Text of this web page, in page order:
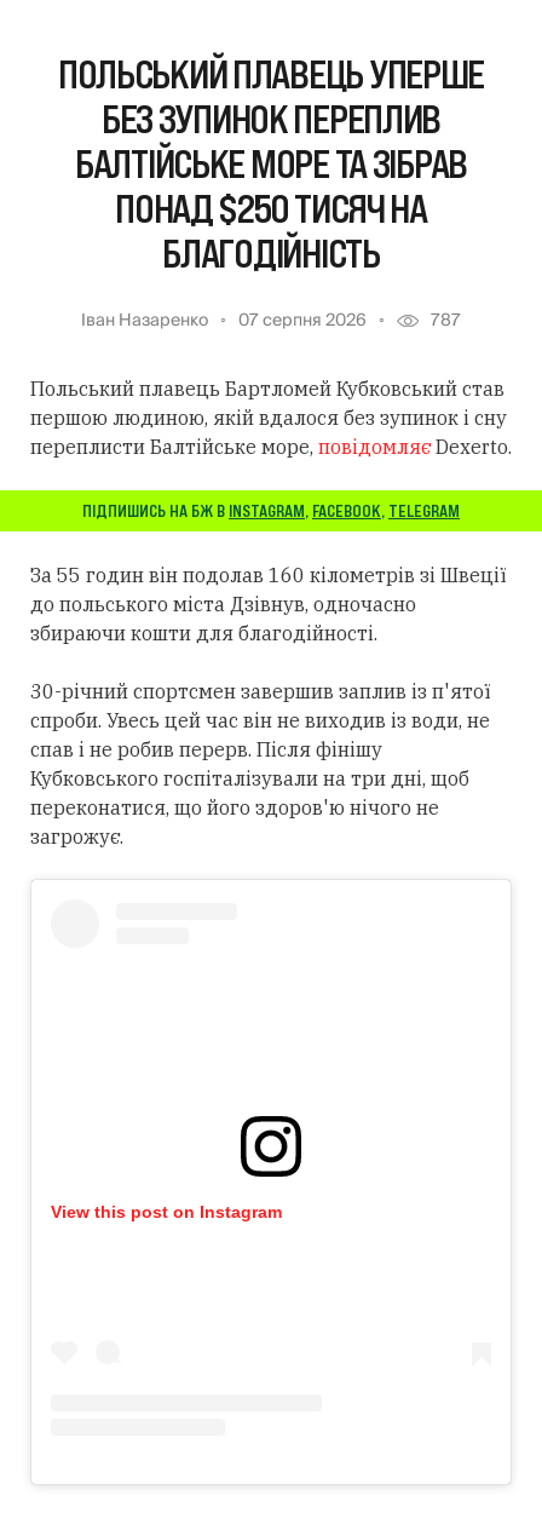
ПОЛЬСЬКИЙ ПЛАВЕЦЬ УПЕРШЕ
БЕЗ ЗУПИНОК ПЕРЕПЛИВ
БАЛТІЙСЬКЕ МОРЕ ТА ЗІБРАВ
ПОНАД $250 ТИСЯЧ НА
БЛАГОДІЙНІСТЬ
Іван Назаренко 07 серпня 2026 787
Польський плавець Бартломей Кубковський став
першою людиною, якій вдалося без зупинок і сну
переплисти Балтійське море, повідомляєDexerto.
ПІДПИШИСЬ НА БЖ В INSTAGRAM, FACEBOOK, TELEGRAM
За 55 годин він подолав 160 кілометрів зі Швеції
до польського міста Дзівнув, одночасно
збираючи кошти для благодійності.
30-річний спортсмен завершив заплив із п'ятої
спроби. Увесь цей час він не виходив із води, не
спав і не робив перерв. Після фінішу
Кубковського госпіталізували на три дні, щоб
переконатися, що його здоров'ю нічого не
загрожує.
View this post on Instagram